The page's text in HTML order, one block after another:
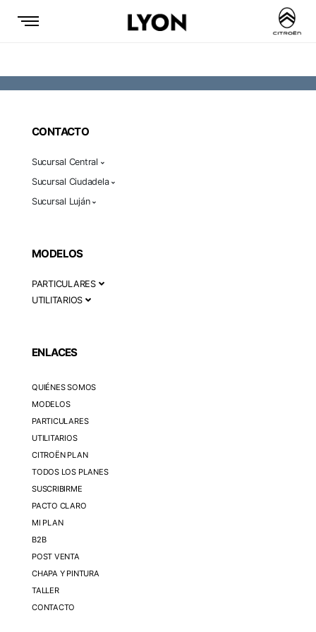
CONTACTO
Sucursal Central
Sucursal Ciudadela
Sucursal Luján
MODELOS
PARTICULARES
UTILITARIOS
ENLACES
QUIÉNES SOMOS
MODELOS
PARTICULARES
UTILITARIOS
CITROËN PLAN
TODOS LOS PLANES
SUSCRIBIRME
PACTO CLARO
MI PLAN
B2B
POST VENTA
CHAPA Y PINTURA
TALLER
CONTACTO